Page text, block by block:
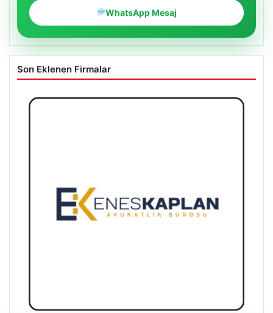
WhatsApp Mesaj
Son Eklenen Firmalar